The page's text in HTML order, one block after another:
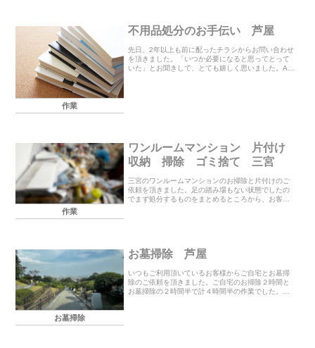
作業
不用品処分のお手伝い 芦屋
先日、2年以上も前に配ったチラシからお問い合わせ
を頂きました。「いつか必要になると思ってとって
いた」とお聞きして、とても嬉しく思いました。A
作業
ワンルームマンション 片付け
収納 掃除 ゴミ捨て 三宮
三宮のワンルームマンションのお掃除と片付けのご
依頼を頂きました。足の踏み場もない状態でしたの
でまず処分するものをまとめるところから、お客様
お墓掃除
お墓掃除 芦屋
いつもご利用頂いているお客様からご自宅とお墓掃
除のご依頼を頂きました。ご自宅のお掃除２時間と
お墓掃除の２時間半で計４時間半の作業でした。こ